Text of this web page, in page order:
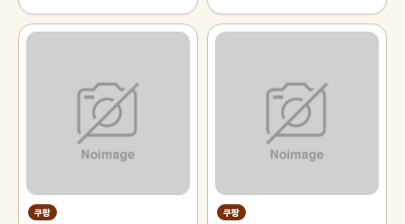
쿠팡 쿠팡